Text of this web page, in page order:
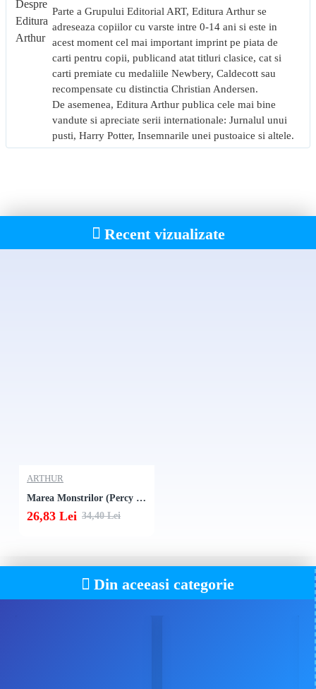
Parte a Grupului Editorial ART, Editura Arthur se
adreseaza copiilor cu varste intre 0-14 ani si este in
acest moment cel mai important imprint pe piata de
carti pentru copii, publicand atat titluri clasice, cat si
carti premiate cu medaliile Newbery, Caldecott sau
recompensate cu distinctia Christian Andersen.
De asemenea, Editura Arthur publica cele mai bine
vandute si apreciate serii internationale: Jurnalul unui
pusti, Harry Potter, Insemnarile unei pustoaice si altele.
alarmante cu prietenul sau disparut Grover, Percy pleaca
impreuna cu Annabeth in cautarea leacului salvator. Insa pentru
asta eroii vor trebui sa infrunte pericolele infricosatoare ascunse
in Marea Monstrilor.
Recent vizualizate
ARTHUR
Marea Monstrilor (Percy Jackson si Olimpienii Vol. 2)
26,83 Lei 34,40 Lei
Din aceeasi categorie